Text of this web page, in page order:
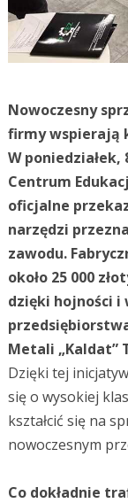
Nowoczesny
firmy wspierają
W
Centrum
oficjalne
narzędzi
zawodu.
około 25 000
dzięki hojności i
Metali „Kaldat”
Dzięki tej
się o wysokiej
kształcić się na
nowoczesnym
Co dokładnie